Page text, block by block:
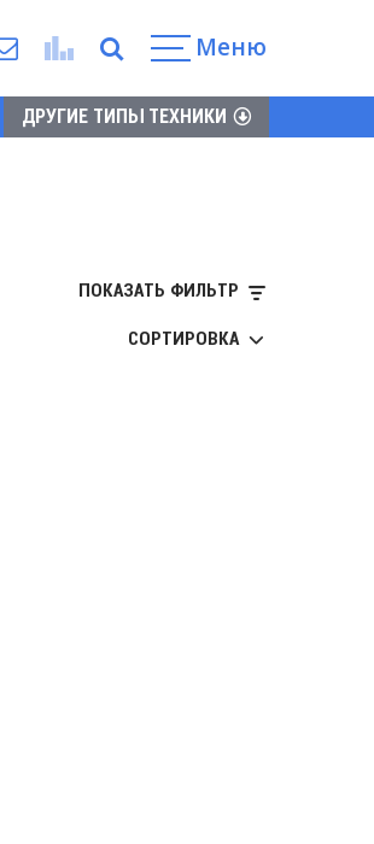
Меню
ДРУГИЕ ТИПЫ ТЕХНИКИ
ПОКАЗАТЬ ФИЛЬТР
СОРТИРОВКА